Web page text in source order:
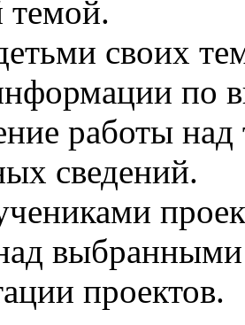
темой.
своих
по
работы
сведений.
проектов.